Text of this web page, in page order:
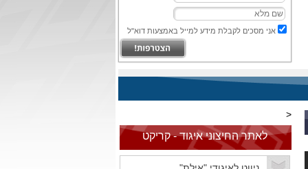
אני מסכים לקבלת מידע למייל באמצעות דוא"ל
<
לאתר החיצוני איגוד - קריקט